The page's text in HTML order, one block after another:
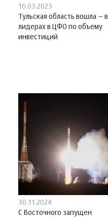
16.03.2023
Тульская область вошла – в
лидерах в ЦФО по объему
инвестиций
30.11.2024
С Восточного запущен